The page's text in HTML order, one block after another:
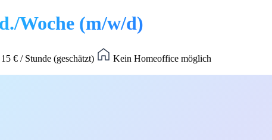
Woche (m/w/d)
€ / Stunde (geschätzt)
Kein Homeoffice möglich